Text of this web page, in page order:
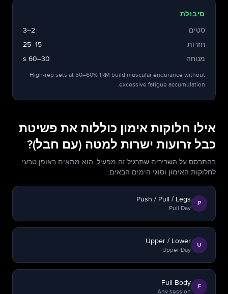
סיבולת
סטים
2–3
חזרות
15–25
מנוחה
30–60 s
High-rep sets at 50–60% 1RM build muscular endurance without
excessive fatigue accumulation.
אילו חלוקות אימון כוללות את פשיטת
כבל זרועות ישרות למטה (עם חבל)?
בהתבסס על השרירים שתרגיל זה מפעיל, הוא מתאים באופן טבעי
לחלוקות האימון וסוגי הימים הבאים:
P
Push / Pull / Legs
Pull Day
U
Upper / Lower
Upper Day
F
Full Body
Any session